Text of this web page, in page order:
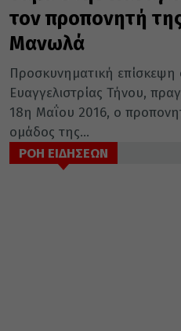
τον προπονητή
Μανωλά
Προσκυνηματική
Ευαγγελιστρίας Τήνου,
18η Μαΐου 2016, ο
ομάδος της...
ΡΟΗ ΕΙΔΗΣΕΩΝ